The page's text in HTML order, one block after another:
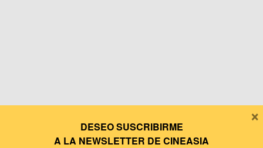
DESEO SUSCRIBIRME
A LA NEWSLETTER DE CINEASIA
×